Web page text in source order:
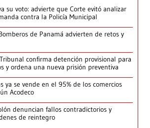
su voto: advierte que Corte evitó analizar
contra la Policía Municipal
de Panamá advierten de retos y
confirma detención provisional para
y ordena una nueva prisión preventiva
ya se vende en el 95% de los comercios
Acodeco
denuncian fallos contradictorios y
de reintegro